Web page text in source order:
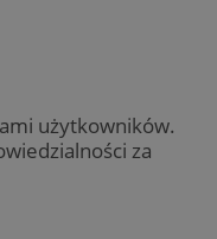
użytkowników.
za